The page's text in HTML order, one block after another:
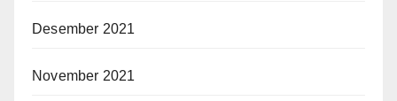
Desember 2021
November 2021